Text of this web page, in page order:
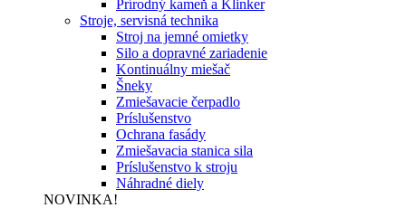
Prírodný kameň a Klinker
Stroje, servisná technika
Stroj na jemné omietky
Silo a dopravné zariadenie
Kontinuálny miešač
Šneky
Zmiešavacie čerpadlo
Príslušenstvo
Ochrana fasády
Zmiešavacia stanica sila
Príslušenstvo k stroju
Náhradné diely
NOVINKA!